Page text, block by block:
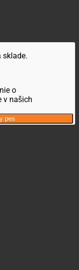
sklade.
o
v našich